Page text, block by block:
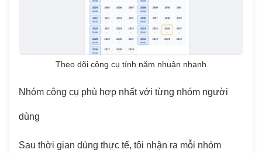
Theo dõi công cụ tính năm nhuận nhanh
Nhóm công cụ phù hợp nhất với từng nhóm người
dùng
Sau thời gian dùng thực tế, tôi nhận ra mỗi nhóm